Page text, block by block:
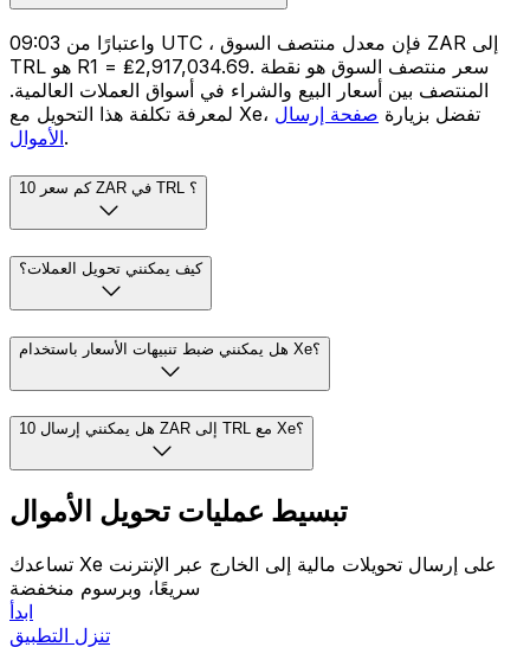
واعتبارًا من 09:03 UTC ، فإن معدل منتصف السوق ZAR إلى
TRL هو R1 = ₤2,917,034.69. سعر منتصف السوق هو نقطة
المنتصف بين أسعار البيع والشراء في أسواق العملات العالمية.
لمعرفة تكلفة هذا التحويل مع Xe، تفضل بزيارة صفحة إرسال
الأموال.
كم سعر 10 ZAR في TRL ؟
كيف يمكنني تحويل العملات؟
هل يمكنني ضبط تنبيهات الأسعار باستخدام Xe؟
هل يمكنني إرسال 10 ZAR إلى TRL مع Xe؟
تبسيط عمليات تحويل الأموال
تساعدك Xe على إرسال تحويلات مالية إلى الخارج عبر الإنترنت
سريعًا، وبرسوم منخفضة
ابدأ
تنزل التطبيق